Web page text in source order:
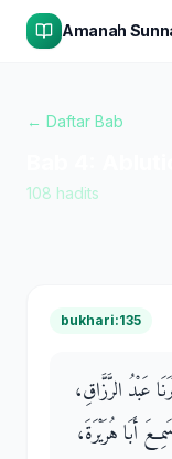
Amanah
← Daftar Bab
108 hadits
bukhari:135
عَبْدُ الرَّزَّاقِ،
أَبَا هُرَيْرَةَ،